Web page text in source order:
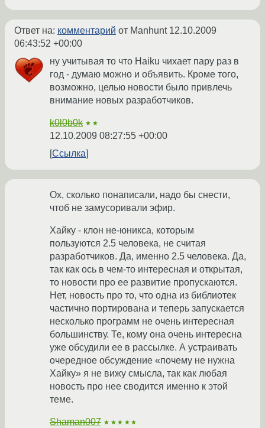
Ответ на: комментарий от Manhunt 12.10.2009
06:43:52 +00:00
ну учитывая то что Haiku чихает пару раз в
год - думаю можно и объявить. Кроме того,
возможно, целью новости было привлечь
внимание новых разработчиков.
k0l0b0k ★★
12.10.2009 08:27:55 +00:00
Ссылка
Ох, сколько понаписали, надо бы снести,
чтоб не замусоривали эфир.
Хайку - клон не-юникса, которым
пользуются 2.5 человека, не считая
разработчиков. Да, именно 2.5 человека. Да,
так как ось в чем-то интересная и открытая,
то новости про ее развитие пропускаются.
Нет, новость про то, что одна из библиотек
частично портирована и теперь запускается
несколько программ не очень интересная
большинству. Те, кому она очень интересна
уже обсудили ее в рассылке. А устраивать
очередное обсуждение «почему не нужна
Хайку» я не вижу смысла, так как любая
новость про нее сводится именно к этой
теме.
Shaman007 ★★★★★